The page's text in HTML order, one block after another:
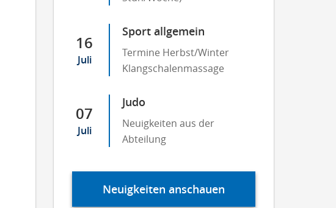
16
Juli
Sport allgemein
Termine Herbst/Winter
Klangschalenmassage
07
Juli
Judo
Neuigkeiten aus der
Abteilung
Neuigkeiten anschauen